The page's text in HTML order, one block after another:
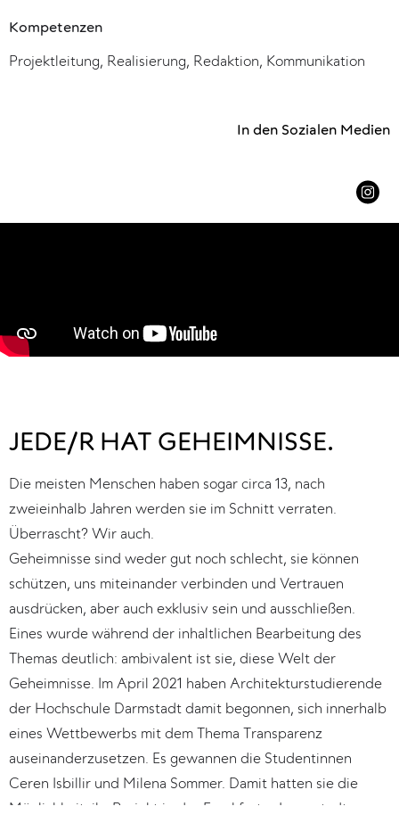
Kompetenzen
Projektleitung, Realisierung, Redaktion, Kommunikation
In den Sozialen Medien
JEDE/R HAT GEHEIMNISSE.
Die meisten Menschen haben sogar circa 13, nach
zweieinhalb Jahren werden sie im Schnitt verraten.
Überrascht? Wir auch.
Geheimnisse sind weder gut noch schlecht, sie können
schützen, uns miteinander verbinden und Vertrauen
ausdrücken, aber auch exklusiv sein und ausschließen.
Eines wurde während der inhaltlichen Bearbeitung des
Themas deutlich: ambivalent ist sie, diese Welt der
Geheimnisse. Im April 2021 haben Architekturstudierende
der Hochschule Darmstadt damit begonnen, sich innerhalb
eines Wettbewerbs mit dem Thema Transparenz
auseinanderzusetzen. Es gewannen die Studentinnen
Ceren Isbillir und Milena Sommer. Damit hatten sie die
Möglichkeit, ihr Projekt in der Frankfurter Innenstadt